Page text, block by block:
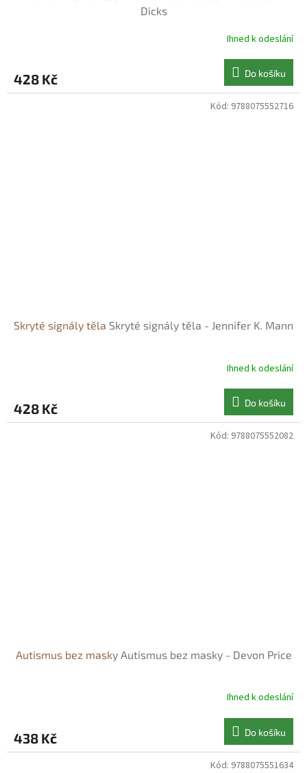
Dicks
Ihned k odeslání
428 Kč Do košíku
Skryté signály těla Skryté signály těla - Jennifer K. Mann
Ihned k odeslání
428 Kč Do košíku
Kód: 9788075552716
Autismus bez masky Autismus bez masky - Devon Price
Ihned k odeslání
438 Kč Do košíku
Kód: 9788075552082
Kód: 9788075551634